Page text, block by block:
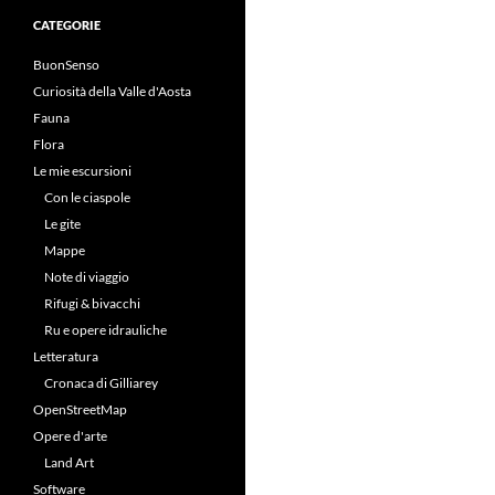
CATEGORIE
BuonSenso
Curiosità della Valle d'Aosta
Fauna
Flora
Le mie escursioni
Con le ciaspole
Le gite
Mappe
Note di viaggio
Rifugi & bivacchi
Ru e opere idrauliche
Letteratura
Cronaca di Gilliarey
OpenStreetMap
Opere d'arte
Land Art
Software